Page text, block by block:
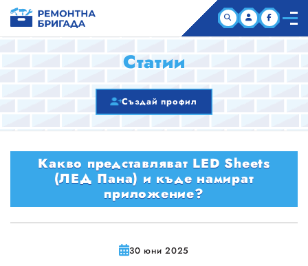
НАЧАЛО
КОМПАНИИ
ЗА НАС
Статии
Създай профил
Какво представляват LED Sheets
(ЛЕД Пана) и къде намират
приложение?
30 юни 2025